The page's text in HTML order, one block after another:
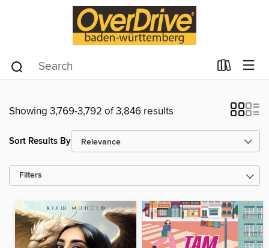
Showing 3,769-3,792 of 3,846 results
Sort Results By
Filters